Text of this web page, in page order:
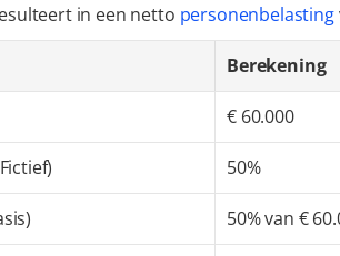
in een netto personenbelasting
Berekening
€ 60.000
50%
50% van €